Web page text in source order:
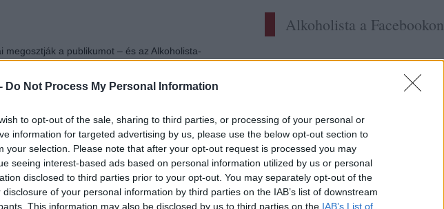
Do Not Process My Personal Information
to opt-out of the sale, sharing to third parties, or processing of your personal or
information for targeted advertising by us, please use the below opt-out section to
your selection. Please note that after your opt-out request is processed you may
seeing interest-based ads based on personal information utilized by us or personal
disclosed to third parties prior to your opt-out. You may separately opt-out of the
disclosure of your personal information by third parties on the IAB’s list of downstream
This information may also be disclosed by us to third parties on the IAB’s List of
Alkoholista a Facebookon
megosztják a publikumot – és az Alkoholista-
kérdőjelezheti meg senki. Nem is teszi. A
hozakodott elő ebben az esztendőben,
jut a csodahegynek.
Vida Péter a legnépszerűbb szekszárdi – de
alapján ő az. Ezzel egyszersmind a két déli
is az első helyre került. Úgy tudni,
pincéjében.